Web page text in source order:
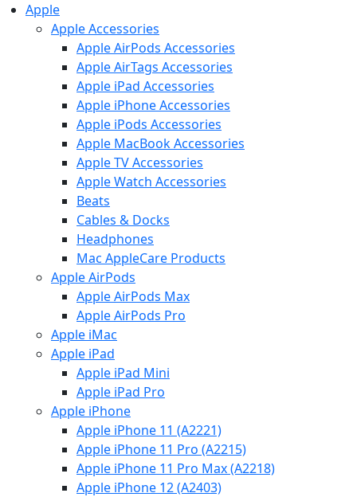
Apple
Apple Accessories
Apple AirPods Accessories
Apple AirTags Accessories
Apple iPad Accessories
Apple iPhone Accessories
Apple iPods Accessories
Apple MacBook Accessories
Apple TV Accessories
Apple Watch Accessories
Beats
Cables & Docks
Headphones
Mac AppleCare Products
Apple AirPods
Apple AirPods Max
Apple AirPods Pro
Apple iMac
Apple iPad
Apple iPad Mini
Apple iPad Pro
Apple iPhone
Apple iPhone 11 (A2221)
Apple iPhone 11 Pro (A2215)
Apple iPhone 11 Pro Max (A2218)
Apple iPhone 12 (A2403)